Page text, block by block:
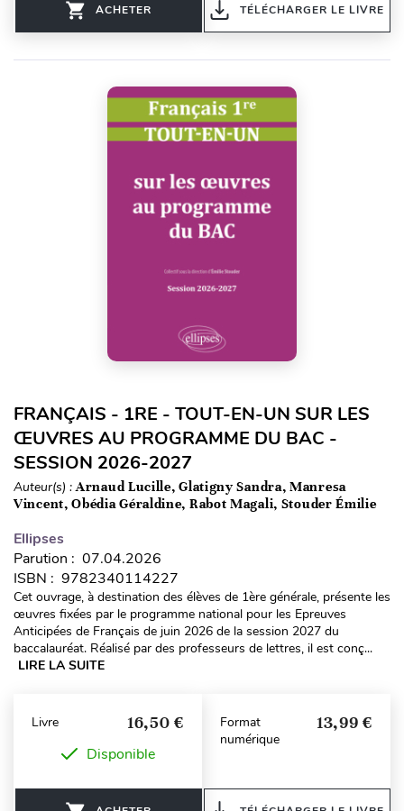
ACHETER TÉLÉCHARGER LE LIVRE
FRANÇAIS - 1RE - TOUT-EN-UN SUR LES
ŒUVRES AU PROGRAMME DU BAC -
SESSION 2026-2027
Auteur(s) :Arnaud Lucille, Glatigny Sandra, Manresa
Vincent, Obédia Géraldine, Rabot Magali, Stouder Émilie
Ellipses
Parution : 07.04.2026
ISBN : 9782340114227
Cet ouvrage, à destination des élèves de 1ère générale, présente les
œuvres fixées par le programme national pour les Epreuves
Anticipées de Français de juin 2026 de la session 2027 du
baccalauréat. Réalisé par des professeurs de lettres, il est conç...
LIRE LA SUITE
Livre 16,50 €
Disponible
Format
numérique
13,99 €